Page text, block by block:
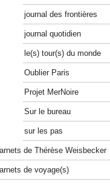
journal des frontières
journal quotidien
le(s) tour(s) du monde
Oublier Paris
Projet MerNoire
Sur le bureau
sur les pas
de Thérèse Weisbecker
de voyage(s)